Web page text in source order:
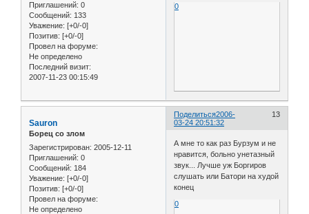
Приглашений: 0
Сообщений: 133
Уважение: [+0/-0]
Позитив: [+0/-0]
Провел на форуме:
Не определено
Последний визит:
2007-11-23 00:15:49
0
Поделиться 13
2006-
03-24 20:51:32
Sauron
Борец со злом
Зарегистрирован: 2005-12-11
Приглашений: 0
Сообщений: 184
Уважение: [+0/-0]
Позитив: [+0/-0]
Провел на форуме:
Не определено
А мне то как раз Бурзум и не
нравится, больно унетазный
звук... Лучше уж Боргиров
слушать или Батори на худой
конец
0